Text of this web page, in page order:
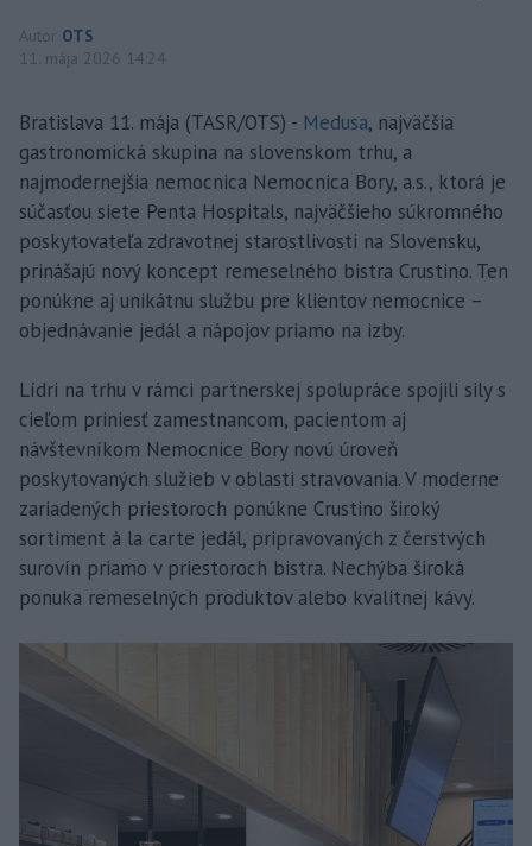
Autor OTS
11. mája 2026 14:24
Bratislava 11. mája (TASR/OTS) - Medusa, najväčšia
gastronomická skupina na slovenskom trhu, a
najmodernejšia nemocnica Nemocnica Bory, a.s., ktorá je
súčasťou siete Penta Hospitals, najväčšieho súkromného
poskytovateľa zdravotnej starostlivosti na Slovensku,
prinášajú nový koncept remeselného bistra Crustino. Ten
ponúkne aj unikátnu službu pre klientov nemocnice –
objednávanie jedál a nápojov priamo na izby.
Lídri na trhu v rámci partnerskej spolupráce spojili sily s
cieľom priniesť zamestnancom, pacientom aj
návštevníkom Nemocnice Bory novú úroveň
poskytovaných služieb v oblasti stravovania. V moderne
zariadených priestoroch ponúkne Crustino široký
sortiment à la carte jedál, pripravovaných z čerstvých
surovín priamo v priestoroch bistra. Nechýba široká
ponuka remeselných produktov alebo kvalitnej kávy.